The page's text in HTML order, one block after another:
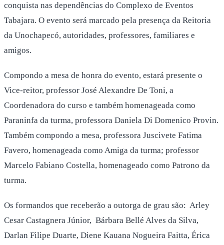
conquista nas dependências do Complexo de Eventos
Tabajara. O evento será marcado pela presença da Reitoria
da Unochapecó, autoridades, professores, familiares e
amigos.
Compondo a mesa de honra do evento, estará presente o
Vice-reitor, professor José Alexandre De Toni, a
Coordenadora do curso e também homenageada como
Paraninfa da turma, professora Daniela Di Domenico Provin.
Também compondo a mesa, professora Juscivete Fatima
Favero, homenageada como Amiga da turma; professor
Marcelo Fabiano Costella, homenageado como Patrono da
turma.
Os formandos que receberão a outorga de grau são: Arley
Cesar Castagnera Júnior, Bárbara Bellé Alves da Silva,
Darlan Filipe Duarte, Diene Kauana Nogueira Faitta, Érica